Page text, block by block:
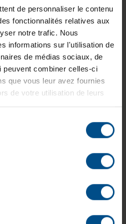
de personnaliser le contenu
fonctionnalités relatives aux
notre trafic. Nous
informations sur l'utilisation de
de médias sociaux, de
peuvent combiner celles-ci
que vous leur avez fournies
de votre utilisation de leurs
le produit
14ITL6 est un ordinateur
processeur Intel Core i5,
DDR4 et d’un stockage
Full HD antireflet et son
2021
3701157156622
:
215,7 x 324,2 x 19,9
mm
1,41 kg